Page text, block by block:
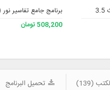
برنامج جامع تفاسير نور
508,200 تومان
(139) تحميل البرنامج